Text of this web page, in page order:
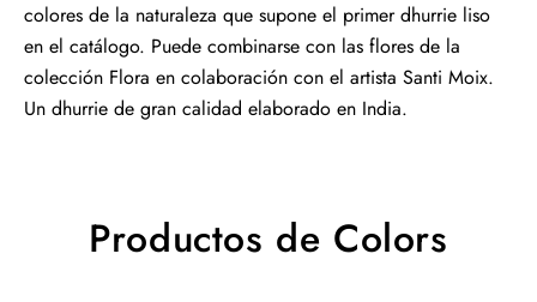
colores de la naturaleza que supone el primer dhurrie liso
en el catálogo. Puede combinarse con las flores de la
colección Flora en colaboración con el artista Santi Moix.
Un dhurrie de gran calidad elaborado en India.
Productos de Colors